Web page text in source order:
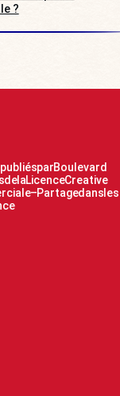
?
par Boulevard
la Licence Creative
– Partage dans les